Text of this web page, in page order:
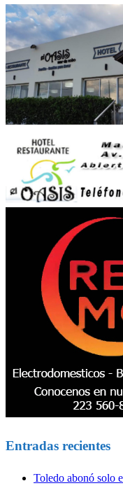
Entradas recientes
Toledo abonó solo